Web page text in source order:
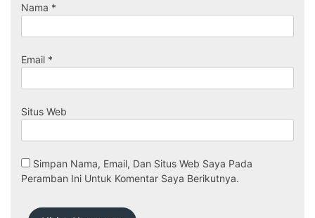
Nama *
Email *
Situs Web
Simpan Nama, Email, Dan Situs Web Saya Pada
Peramban Ini Untuk Komentar Saya Berikutnya.